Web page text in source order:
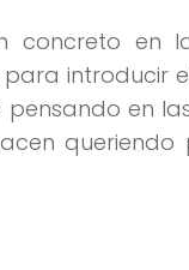
concreto en
para introducir
pensando en